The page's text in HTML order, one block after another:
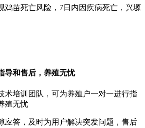
鸡苗死亡风险，7日内因疾病死亡，兴塬
导和售后，养殖无忧
术培训团队，可为养殖户一对一进行指
殖无忧
应答，及时为用户解决突发问题，售后